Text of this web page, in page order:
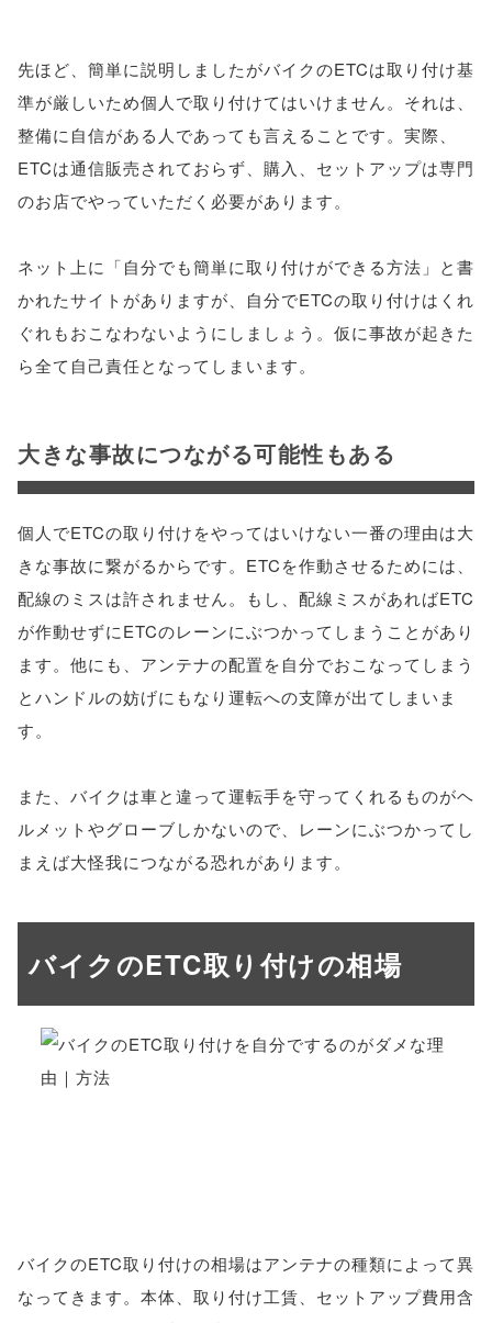
先ほど、簡単に説明しましたがバイクのETCは取り付け基
準が厳しいため個人で取り付けてはいけません。それは、
整備に自信がある人であっても言えることです。実際、
ETCは通信販売されておらず、購入、セットアップは専門
のお店でやっていただく必要があります。
ネット上に「自分でも簡単に取り付けができる方法」と書
かれたサイトがありますが、自分でETCの取り付けはくれ
ぐれもおこなわないようにしましょう。仮に事故が起きた
ら全て自己責任となってしまいます。
大きな事故につながる可能性もある
個人でETCの取り付けをやってはいけない一番の理由は大
きな事故に繋がるからです。ETCを作動させるためには、
配線のミスは許されません。もし、配線ミスがあればETC
が作動せずにETCのレーンにぶつかってしまうことがあり
ます。他にも、アンテナの配置を自分でおこなってしまう
とハンドルの妨げにもなり運転への支障が出てしまいま
す。
また、バイクは車と違って運転手を守ってくれるものがヘ
ルメットやグローブしかないので、レーンにぶつかってし
まえば大怪我につながる恐れがあります。
バイクのETC取り付けの相場
バイクのETC取り付けの相場はアンテナの種類によって異
なってきます。本体、取り付け工賃、セットアップ費用含